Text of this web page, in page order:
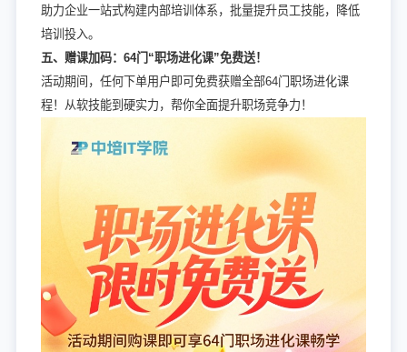
助力企业一站式构建内部培训体系，批量提升员工技能，降低
培训投入。
五、赠课加码：64门“职场进化课”免费送！
活动期间，任何下单用户即可免费获赠全部64门职场进化课
程！从软技能到硬实力，帮你全面提升职场竞争力！